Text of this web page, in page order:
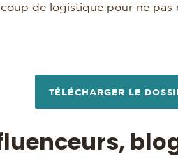
de logistique pour ne pas
TÉLÉCHARGER LE